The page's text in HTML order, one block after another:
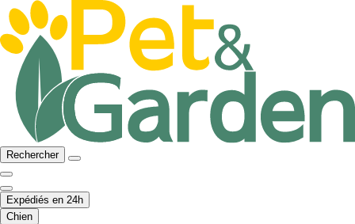
Rechercher
Expédiés en 24h
Chien